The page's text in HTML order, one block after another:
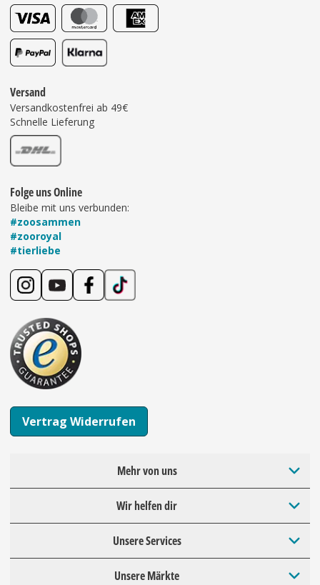
Versand
Versandkostenfrei ab 49€
Schnelle Lieferung
Folge uns Online
Bleibe mit uns verbunden:
#zoosammen
#zooroyal
#tierliebe
Vertrag Widerrufen
Mehr von uns
Wir helfen dir
Unsere Services
Unsere Märkte